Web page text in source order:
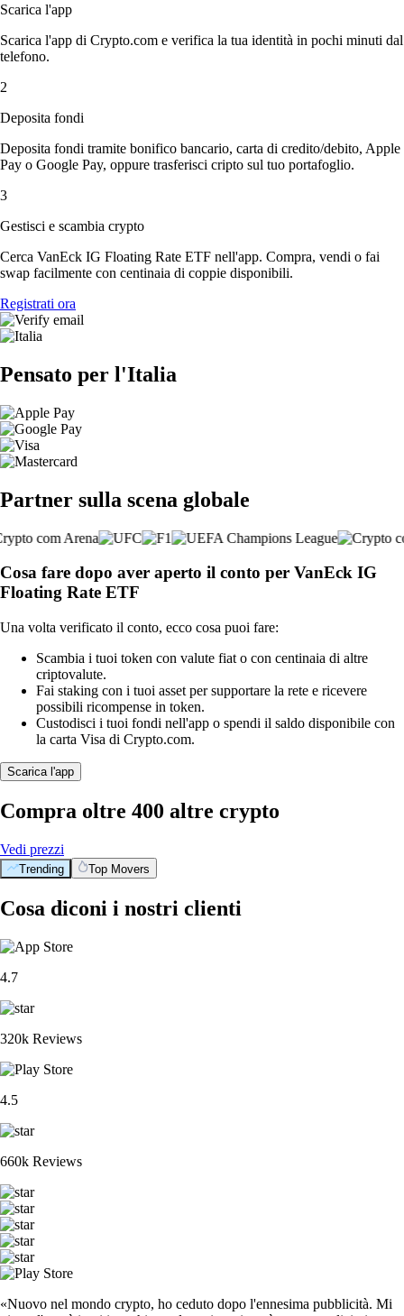
Scarica l'app
Scarica l'app di Crypto.com e verifica la tua identità in pochi minuti dal
telefono.
2
Deposita fondi
Deposita fondi tramite bonifico bancario, carta di credito/debito, Apple
Pay o Google Pay, oppure trasferisci cripto sul tuo portafoglio.
3
Gestisci e scambia crypto
Cerca VanEck IG Floating Rate ETF nell'app. Compra, vendi o fai
swap facilmente con centinaia di coppie disponibili.
Registrati ora
Pensato per l'Italia
Partner sulla scena globale
Cosa fare dopo aver aperto il conto per VanEck IG
Floating Rate ETF
Una volta verificato il conto, ecco cosa puoi fare:
Scambia i tuoi token con valute fiat o con centinaia di altre
criptovalute.
Fai staking con i tuoi asset per supportare la rete e ricevere
possibili ricompense in token.
Custodisci i tuoi fondi nell'app o spendi il saldo disponibile con
la carta Visa di Crypto.com.
Scarica l'app
Compra oltre 400 altre crypto
Vedi prezzi
Trending Top Movers
Cosa diconi i nostri clienti
4.7
320k Reviews
4.5
660k Reviews
«Nuovo nel mondo crypto, ho ceduto dopo l'ennesima pubblicità. Mi